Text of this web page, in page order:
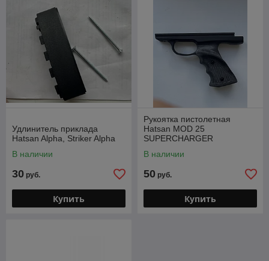
Удлинитель приклада
Hatsan Alpha, Striker Alpha
В наличии
30 руб.
Купить
Рукоятка пистолетная
Hatsan MOD 25
SUPERCHARGER
В наличии
50 руб.
Купить